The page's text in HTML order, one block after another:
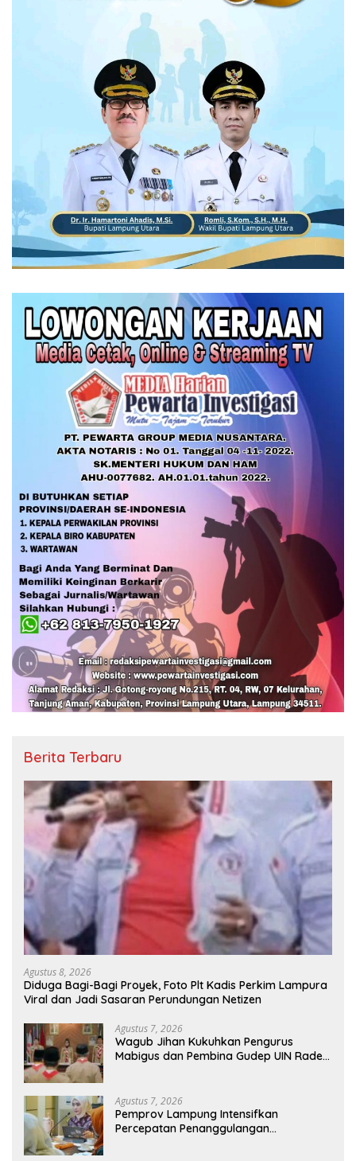
Berita Terbaru
Agustus 8, 2026
Diduga Bagi-Bagi Proyek, Foto Plt Kadis Perkim Lampura
Viral dan Jadi Sasaran Perundungan Netizen
Agustus 7, 2026
Wagub Jihan Kukuhkan Pengurus
Mabigus dan Pembina Gudep UIN Raden
Agustus 7, 2026
Pemprov Lampung Intensifkan
Percepatan Penanggulangan